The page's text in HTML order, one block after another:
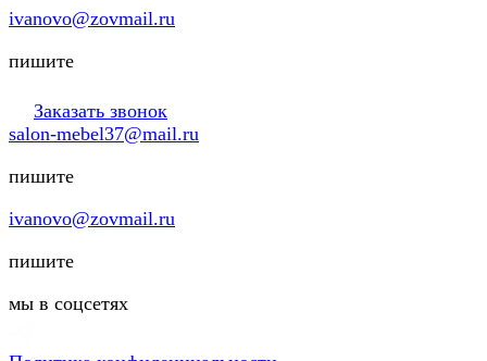
ivanovo@zovmail.ru
пишите
Заказать звонок
salon-mebel37@mail.ru
пишите
ivanovo@zovmail.ru
пишите
мы в соцсетях